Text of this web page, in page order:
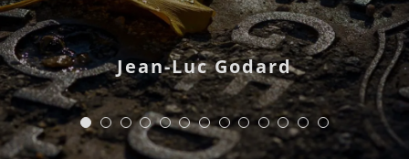
Jean-Luc Godard